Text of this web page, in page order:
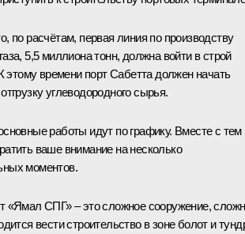
по расчётам, первая линия по производству
5,5 миллиона тонн, должна войти в строй
этому времени порт Сабетта должен начать
углеводородного сырья.
работы идут по графику. Вместе с тем
ваше внимание на несколько
моментов.
«Ямал СПГ» – это сложное сооружение,
вести строительство в зоне болот и